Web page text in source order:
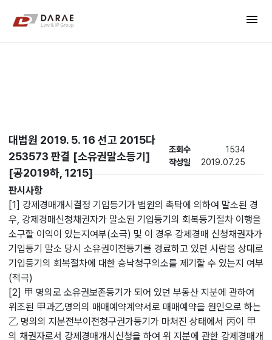
메인 메뉴 바로가기
menu
대법원 2019. 5. 16 선고 2015다
253573 판결 [소유권말소등기]
[공2019하, 1215]
조회수
1534
작성일
2019.07.25
판시사항
[1] 강제경매개시결정 기입등기가 법원의 촉탁에 의하여 말소된 경
우, 강제경매신청채권자가 말소된 기입등기의 회복등기절차 이행을
소구할 이익이 있는지여부(소극) 및 이 경우 강제경매 신청채권자가
기입등기 말소 당시 소유권이전등기를 경료하고 있던 사람을 상대로
기입등기의 회복절차에 대한 승낙청구의소를 제기할 수 있는지 여부
(적극)
[2] 甲 명의로 소유권보존등기가 되어 있던 부동산 지분에 관하여
위조된 甲과乙명의의 매매예약계약서로 매매예약을 원인으로 하는
乙 명의의 지분전부이전청구권가등기가 마쳐진 상태에서 丙이 甲
의 채권자로서 강제경매개시신청을 하여 위 지분에 관한 강제경매개